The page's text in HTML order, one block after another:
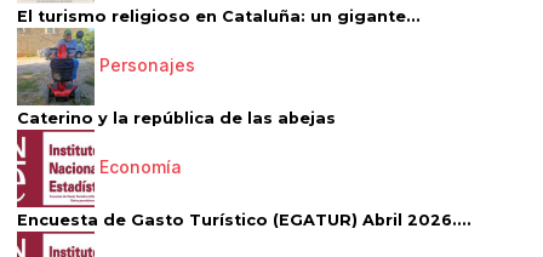
El turismo religioso en Cataluña: un gigante...
Personajes
Caterino y la república de las abejas
Economía
Encuesta de Gasto Turístico (EGATUR) Abril 2026....